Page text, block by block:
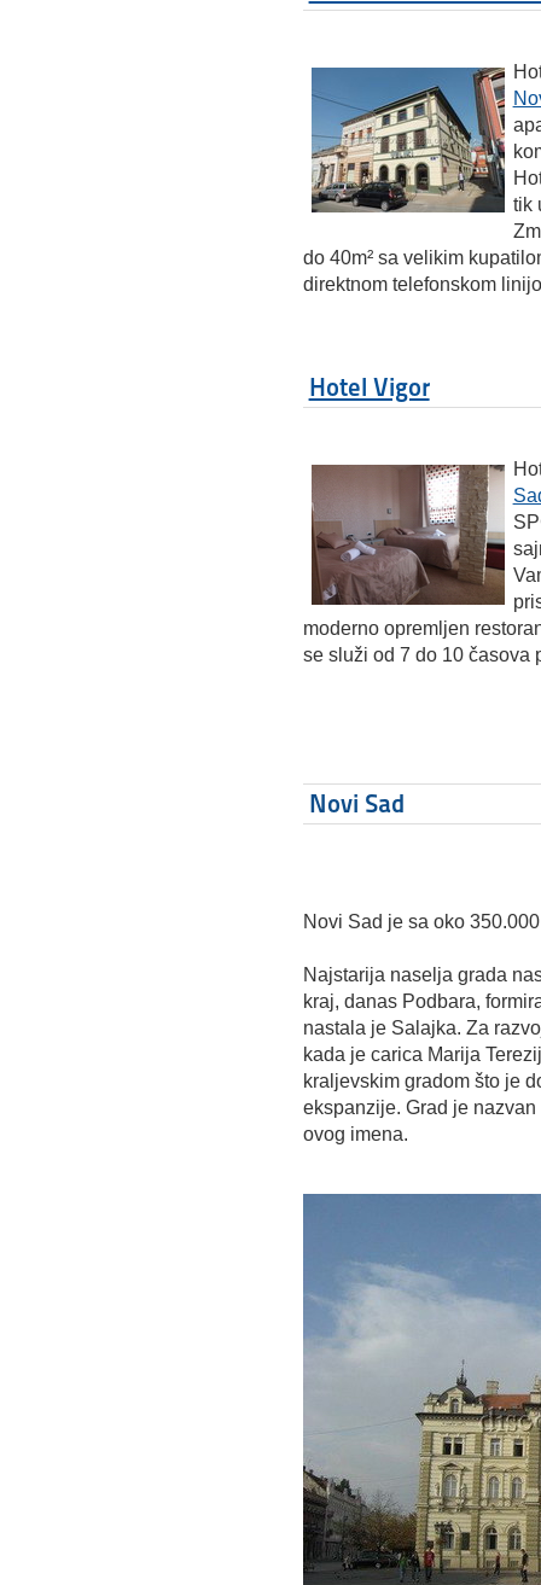
tik
do 40m² sa velikim
direktnom telefonskom
Hotel Vigor
moderno opremljen
se služi od 7 do 10 časova
Novi Sad
Novi Sad je sa oko
Najstarija naselja grada
kraj, danas Podbara,
nastala je Salajka. Za
kada je carica Marija
kraljevskim gradom što je
ekspanzije. Grad je
ovog imena.